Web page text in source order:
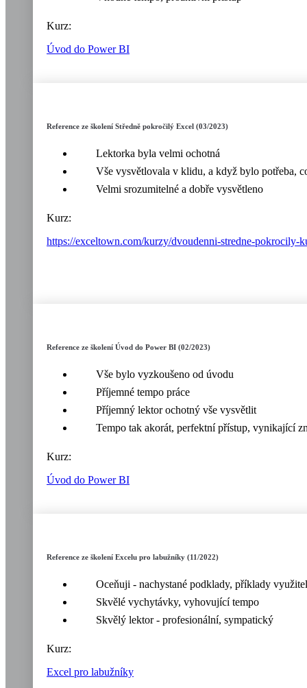
Kurz:
Úvod do Power BI
Reference ze školení Středně pokročilý Excel (03/2023)
Lektorka byla velmi ochotná
Vše vysvětlovala v klidu, a když bylo potřeba,
Velmi srozumitelné a dobře vysvětleno
Kurz:
https://exceltown.com/kurzy/dvoudenni-stredne-pokrocily-
Reference ze školení Úvod do Power BI (02/2023)
Vše bylo vyzkoušeno od úvodu
Příjemné tempo práce
Příjemný lektor ochotný vše vysvětlit
Tempo tak akorát, perfektní přístup, vynikající
Kurz:
Úvod do Power BI
Reference ze školení Excelu pro labužníky (11/2022)
Oceňuji - nachystané podklady, příklady
Skvělé vychytávky, vyhovující tempo
Skvělý lektor - profesionální, sympatický
Kurz:
Excel pro labužníky